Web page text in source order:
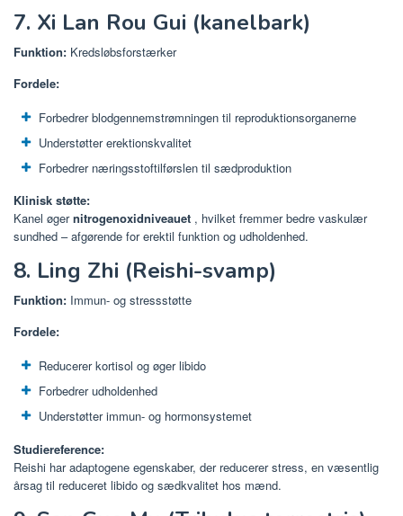
7. Xi Lan Rou Gui (kanelbark)
Funktion: Kredsløbsforstærker
Fordele:
Forbedrer blodgennemstrømningen til reproduktionsorganerne
Understøtter erektionskvalitet
Forbedrer næringsstoftilførslen til sædproduktion
Klinisk støtte:
Kanel øgernitrogenoxidniveauet , hvilket fremmer bedre vaskulær
sundhed – afgørende for erektil funktion og udholdenhed.
8. Ling Zhi (Reishi-svamp)
Funktion: Immun- og stressstøtte
Fordele:
Reducerer kortisol og øger libido
Forbedrer udholdenhed
Understøtter immun- og hormonsystemet
Studiereference:
Reishi har adaptogene egenskaber, der reducerer stress, en væsentlig
årsag til reduceret libido og sædkvalitet hos mænd.